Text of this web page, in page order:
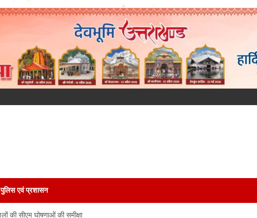
पुलिस एवं प्रशासन
की सीएम घोषणाओं की समीक्षा